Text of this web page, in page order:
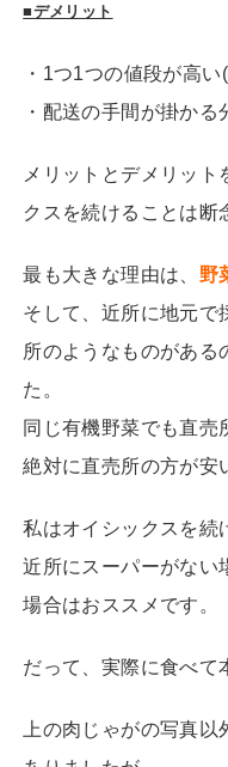
■デメリット
・1つ1つの値段が高い
・配送の手間が掛かる
メリットとデメリット
クスを続けることは断
最も大きな理由は、 野
そして、近所に地元で
所のようなものがある
た。
同じ有機野菜でも直売
絶対に直売所の方が安
私はオイシックスを続
近所にスーパーがない
場合はおススメです。
だって、実際に食べて
上の肉じゃがの写真